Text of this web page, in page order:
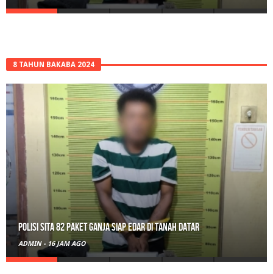
8 TAHUN BAKABA 2024
RPL Prodi HTN UIN Mahmud Yunus Batusangkar Diminati Polri, TNI,
hingga Wali Nagari
ADMIN - 1 HARI AGO